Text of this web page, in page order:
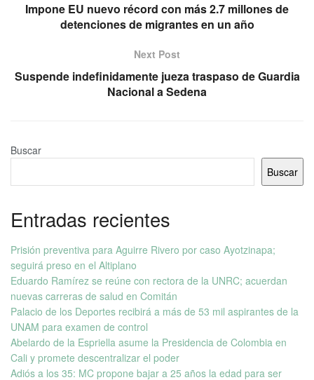
Impone EU nuevo récord con más 2.7 millones de
detenciones de migrantes en un año
Next Post
Suspende indefinidamente jueza traspaso de Guardia
Nacional a Sedena
Buscar
Buscar
Entradas recientes
Prisión preventiva para Aguirre Rivero por caso Ayotzinapa;
seguirá preso en el Altiplano
Eduardo Ramírez se reúne con rectora de la UNRC; acuerdan
nuevas carreras de salud en Comitán
Palacio de los Deportes recibirá a más de 53 mil aspirantes de la
UNAM para examen de control
Abelardo de la Espriella asume la Presidencia de Colombia en
Cali y promete descentralizar el poder
Adiós a los 35: MC propone bajar a 25 años la edad para ser